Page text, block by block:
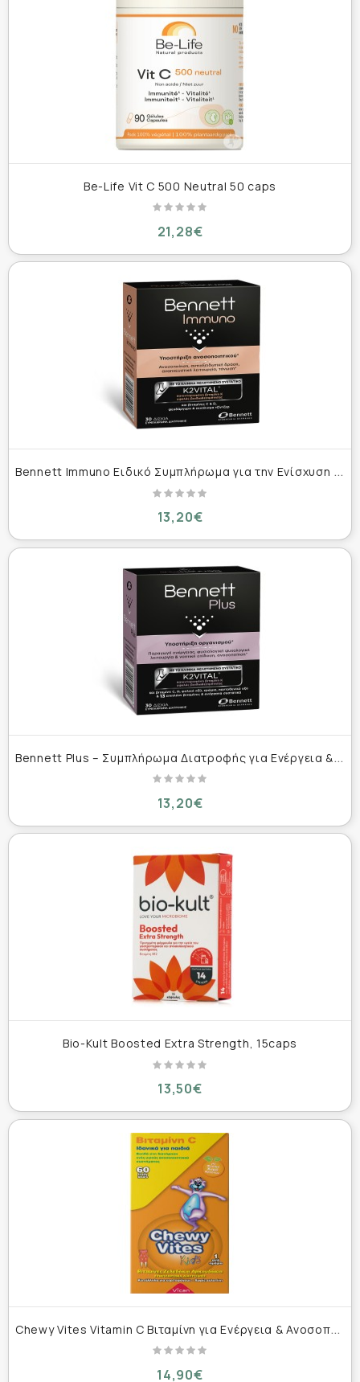
Be-Life Vit C 500 Neutral 50 caps
21,28€
B
ennett Immuno Ειδικό Συμπλήρωμα για την Ενίσχυση του Ανοσοποιητικού 30 δισκία
13,20€
B
ennett Plus – Συμπλήρωμα Διατροφής για Ενέργεια & Φυσιολογική Ψυχολογική Λειτουργία 30 δισκία
13,20€
Bio-Kult Boosted Extra Strength, 15caps
13,50€
C
hewy Vites Vitamin C Βιταμίνη για Ενέργεια & Ανοσοποιητικό 80mg 60 ζελεδάκια
14,90€